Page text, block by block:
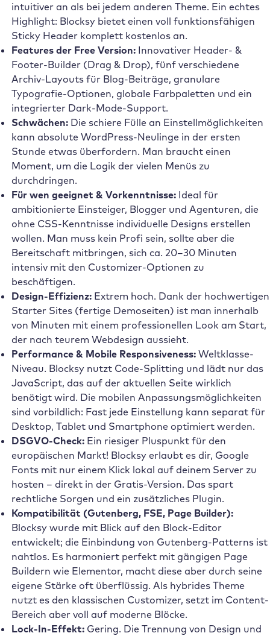
intuitiver an als bei jedem anderen Theme. Ein echtes
Highlight: Blocksy bietet einen voll funktionsfähigen
Sticky Header komplett kostenlos an.
Features der Free Version:Innovativer Header- &
Footer-Builder (Drag & Drop), fünf verschiedene
Archiv-Layouts für Blog-Beiträge, granulare
Typografie-Optionen, globale Farbpaletten und ein
integrierter Dark-Mode-Support.
Schwächen:Die schiere Fülle an Einstellmöglichkeiten
kann absolute WordPress-Neulinge in der ersten
Stunde etwas überfordern. Man braucht einen
Moment, um die Logik der vielen Menüs zu
durchdringen.
Für wen geeignet & Vorkenntnisse:Ideal für
ambitionierte Einsteiger, Blogger und Agenturen, die
ohne CSS-Kenntnisse individuelle Designs erstellen
wollen. Man muss kein Profi sein, sollte aber die
Bereitschaft mitbringen, sich ca. 20–30 Minuten
intensiv mit den Customizer-Optionen zu
beschäftigen.
Design-Effizienz:Extrem hoch. Dank der hochwertigen
Starter Sites (fertige Demoseiten) ist man innerhalb
von Minuten mit einem professionellen Look am Start,
der nach teurem Webdesign aussieht.
Performance & Mobile Responsiveness:Weltklasse-
Niveau. Blocksy nutzt Code-Splitting und lädt nur das
JavaScript, das auf der aktuellen Seite wirklich
benötigt wird. Die mobilen Anpassungsmöglichkeiten
sind vorbildlich: Fast jede Einstellung kann separat für
Desktop, Tablet und Smartphone optimiert werden.
DSGVO-Check:Ein riesiger Pluspunkt für den
europäischen Markt! Blocksy erlaubt es dir, Google
Fonts mit nur einem Klick lokal auf deinem Server zu
hosten – direkt in der Gratis-Version. Das spart
rechtliche Sorgen und ein zusätzliches Plugin.
Kompatibilität (Gutenberg, FSE, Page Builder):
Blocksy wurde mit Blick auf den Block-Editor
entwickelt; die Einbindung von Gutenberg-Patterns ist
nahtlos. Es harmoniert perfekt mit gängigen Page
Buildern wie Elementor, macht diese aber durch seine
eigene Stärke oft überflüssig. Als hybrides Theme
nutzt es den klassischen Customizer, setzt im Content-
Bereich aber voll auf moderne Blöcke.
Lock-In-Effekt:Gering. Die Trennung von Design und